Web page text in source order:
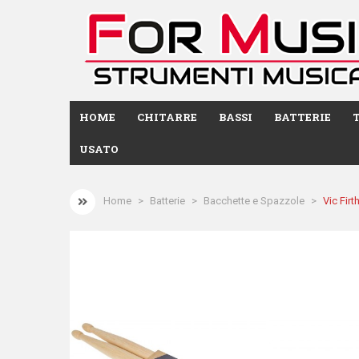
HOME CHITARRE BASSI BATTERIE
USATO
Home Batterie Bacchette e Spazzole Vic